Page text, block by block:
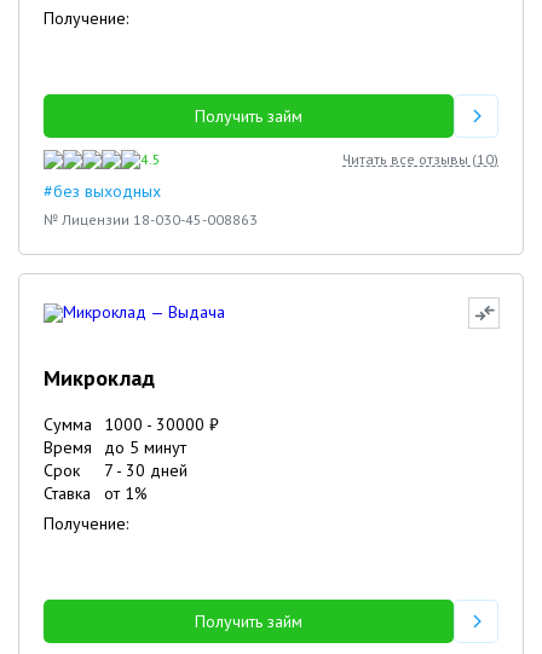
Получение:
Получить займ
4.5 Читать все отзывы (10)
#без выходных
№ Лицензии 18-030-45-008863
Микроклад
Сумма 1000 - 30000 ₽
Время
до 5 минут
Срок
7 - 30 дней
Ставка
от 1%
Получение:
Получить займ